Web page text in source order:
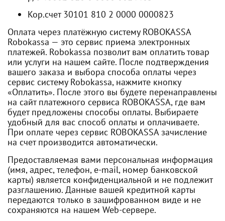
Кор.счет 30101 810 2 0000 0000823
Оплата через платёжную систему ROBOKASSA
Robokassa — это сервис приема электронных
платежей. Robokassa позволит вам оплатить товар
или услуги на нашем сайте. После подтверждения
вашего заказа и выбора способа оплаты через
сервис систему Robokassa, нажмите кнопку
«Оплатить». После этого вы будете перенаправлены
на сайт платежного сервиса ROBOKASSA, где вам
будет предложены способы оплаты. Выбираете
удобный для вас способ оплаты и оплачиваете.
При оплате через сервис ROBOKASSA зачисление
на счет производится автоматически.
Предоставляемая вами персональная информация
(имя, адрес, телефон, e-mail, номер банковской
карты) является конфиденциальной и не подлежит
разглашению. Данные вашей кредитной карты
передаются только в зашифрованном виде и не
сохраняются на нашем Web-сервере.